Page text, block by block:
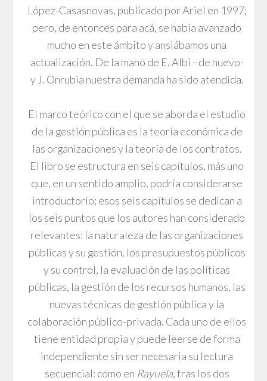
López-Casasnovas, publicado por Ariel en 1997;
pero, de entonces para acá, se había avanzado
mucho en este ámbito y ansiábamos una
actualización. De la mano de E. Albi –de nuevo-
y J. Onrubia nuestra demanda ha sido atendida.
El marco teórico con el que se aborda el estudio
de la gestión pública es la teoría económica de
las organizaciones y la teoría de los contratos.
El libro se estructura en seis capítulos, más uno
que, en un sentido amplio, podría considerarse
introductorio; esos seis capítulos se dedican a
los seis puntos que los autores han considerado
relevantes: la naturaleza de las organizaciones
públicas y su gestión, los presupuestos públicos
y su control, la evaluación de las políticas
públicas, la gestión de los recursos humanos, las
nuevas técnicas de gestión pública y la
colaboración público-privada. Cada uno de ellos
tiene entidad propia y puede leerse de forma
independiente sin ser necesaria su lectura
secuencial: como en Rayuela, tras los dos